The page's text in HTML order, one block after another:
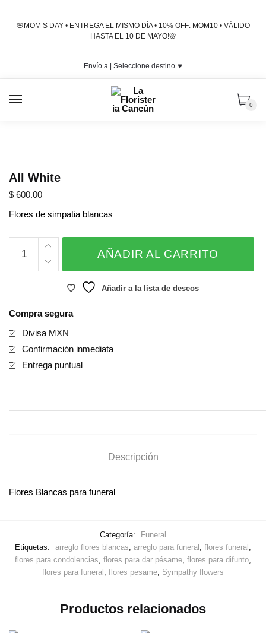
🌸MOM’S DAY • ENTREGA EL MISMO DÍA • 10% OFF: MOM10 • VÁLIDO
HASTA EL 10 DE MAYO!🌸
Envío a | Seleccione destino⯆
0
All White
$ 600.00
Flores de simpatia blancas
White
cantidad
AÑADIR AL CARRITO
Añadir a la lista de deseos
Compra segura
Divisa MXN
Confirmación inmediata
Entrega puntual
Descripción
Flores Blancas para funeral
Categoría:
Funeral
Etiquetas:
arreglo flores blancas, arreglo para funeral , flores funeral ,
flores para condolencias, flores para dar pésame, flores para difunto,
flores para funeral , flores pesame, Sympathy flowers
Productos relacionados